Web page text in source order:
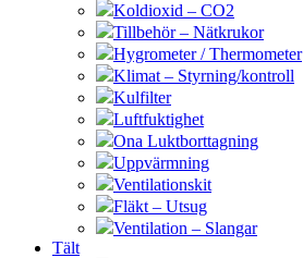
Koldioxid – CO2
Tillbehör – Nätkrukor
Hygrometer / Thermometer
Klimat – Styrning/kontroll
Kulfilter
Luftfuktighet
Ona Luktborttagning
Uppvärmning
Ventilationskit
Fläkt – Utsug
Ventilation – Slangar
Tält